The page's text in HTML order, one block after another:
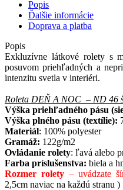
Popis
Ďalšie informácie
Doprava a platba
Popis
Exkluzívne látkové rolety s
posuvom priehľadných a
intenzitu svetla v interiéri.
Roleta DEŇ A NOC – ND 46
Výška priehľadného pásu
Výška plného pásu (textílie):
Materiál: 100% polyester
Gramáž: 122g/m2
Ovládanie rolety: ľavá alebo
Farba príslušenstva: biela a
Rozmer rolety – uvádzate
2,5cm naviac na každú stranu )